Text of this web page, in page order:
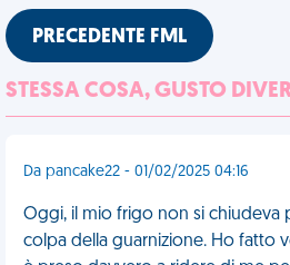
PRECEDENTE FML
STESSA COSA, GUSTO
Da pancake22 - 01/02/2025 04:16
Oggi, il mio frigo non si chiudeva
colpa della guarnizione. Ho fatto